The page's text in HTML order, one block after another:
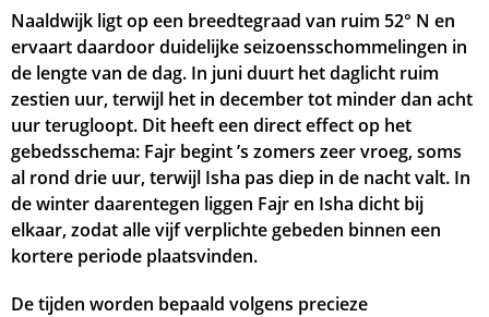
04:50 06:32 13:47 17:44 21:01
19, Wo 04:52 06:34 13:47 17:43 20:59 22:39
20, Do 04:55 06:35 13:47 17:42 20:57 22:37
21, Vr 04:57 06:37 13:46 17:41 20:55 22:35
22, Za 04:59 06:39 13:46 17:39 20:53 22:33
23, Zo 05:02 06:40 13:46
24, Ma 05:04 06:42 13:46 17:37 20:48
Naaldwijk ligt op een breedtegraad van ruim 52° N en
ervaart daardoor duidelijke seizoensschommelingen in
de lengte van de dag. In juni duurt het daglicht ruim
zestien uur, terwijl het in december tot minder dan acht
uur terugloopt. Dit heeft een direct effect op het
gebedsschema: Fajr begint ’s zomers zeer vroeg, soms
al rond drie uur, terwijl Isha pas diep in de nacht valt. In
de winter daarentegen liggen Fajr en Isha dicht bij
elkaar, zodat alle vijf verplichte gebeden binnen een
kortere periode plaatsvinden.
De tijden worden bepaald volgens precieze